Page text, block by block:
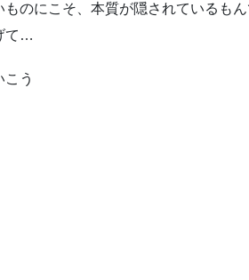
ものにこそ、本質が隠されているもん
て…
う